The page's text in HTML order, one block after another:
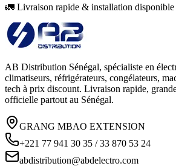
🚛 Livraison rapide & installation disponible
AB Distribution Sénégal, spécialiste en
climatiseurs, réfrigérateurs, congélateurs,
tech à prix discount. Livraison rapide,
officielle partout au Sénégal.
GRANG MBAO EXTENSION
+221 77 941 30 35 / 33 870 53 24
abdistribution@abdelectro.com